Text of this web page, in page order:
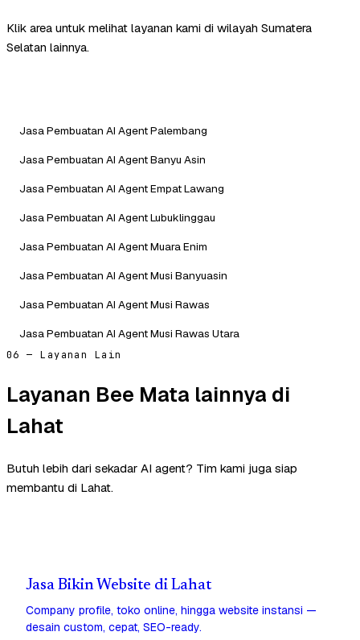
Klik area untuk melihat layanan kami di wilayah Sumatera
Selatan lainnya.
Jasa Pembuatan AI Agent Palembang
Jasa Pembuatan AI Agent Banyu Asin
Jasa Pembuatan AI Agent Empat Lawang
Jasa Pembuatan AI Agent Lubuklinggau
Jasa Pembuatan AI Agent Muara Enim
Jasa Pembuatan AI Agent Musi Banyuasin
Jasa Pembuatan AI Agent Musi Rawas
Jasa Pembuatan AI Agent Musi Rawas Utara
06 — Layanan Lain
Layanan Bee Mata lainnya di
Lahat
Butuh lebih dari sekadar AI agent? Tim kami juga siap
membantu di Lahat.
Jasa Bikin Website di Lahat
Company profile, toko online, hingga website instansi —
desain custom, cepat, SEO-ready.